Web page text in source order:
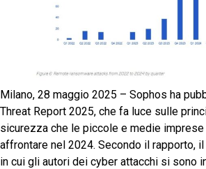
Milano, 28 maggio 2025 – Sophos ha
Threat Report 2025, che fa luce sulle
sicurezza che le piccole e medie imprese
affrontare nel 2024. Secondo il rapporto,
in cui gli autori dei cyber attacchi si sono